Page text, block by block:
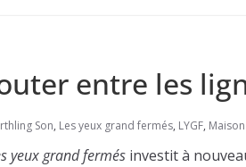
entre les
Son, Les yeux grand fermés, LYGF,
yeux grand fermés investit à